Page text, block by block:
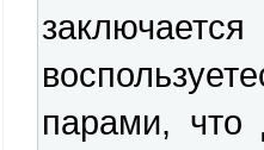
парами, что